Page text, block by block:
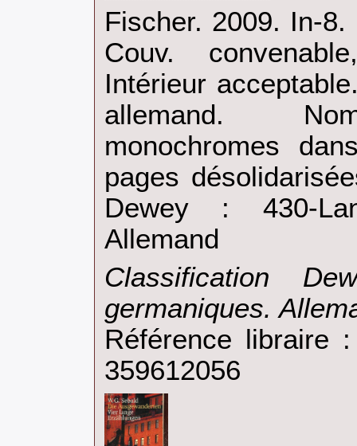
‎Fischer. 2009. In-
Couv.
Intérieur
allemand.
monochromes
pages
Dewey : 430-
Allemand‎
‎Classification
germaniques.
Référence libraire
359612056